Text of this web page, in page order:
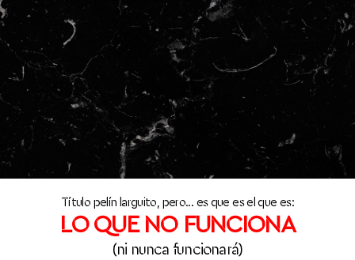
Título pelín larguito, pero... es que es el que es:
LO QUE NO FUNCIONA
(ni nunca funcionará)